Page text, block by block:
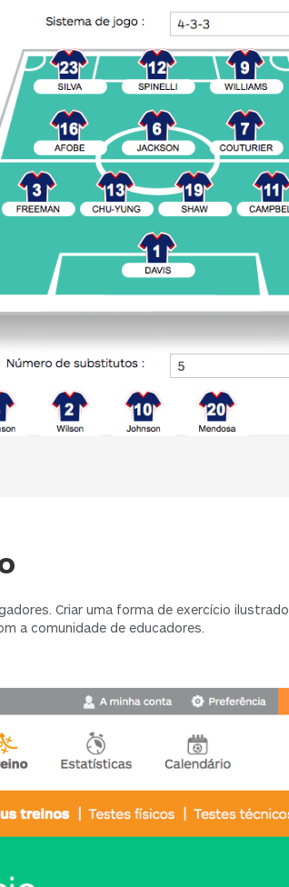
Criar uma forma de exercício ilustrado
a comunidade de educadores.